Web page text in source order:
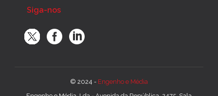
Siga-nos
© 2024 - Engenho e Média